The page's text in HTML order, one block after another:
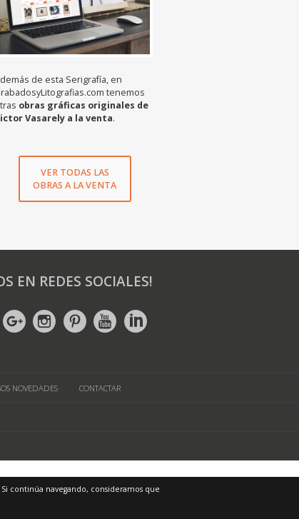
de esta Serigrafía, en
tenemos
obras gráficas originales de
Vasarely a la venta.
VER TODAS LAS
OBRAS A LA VENTA
EN REDES SOCIALES!
NOVEDADES CONTACTAR
continúa navegando, consideramos que